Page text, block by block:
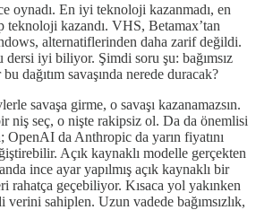
oynadı. En iyi teknoloji kazanmadı, en
teknoloji kazandı. VHS, Betamax’tan
alternatiflerinden daha zarif değildi.
iyi biliyor. Şimdi soru şu: bağımsız
dağıtım savaşında nerede duracak?
savaşa girme, o savaşı kazanamazsın.
niş seç, o nişte rakipsiz ol. Da da önemlisi
OpenAI da Anthropic da yarın fiyatını
Açık kaynaklı modelle gerçekten
ince ayar yapılmış açık kaynaklı bir
rahatça geçebiliyor. Kısaca yol yakınken
verini sahiplen. Uzun vadede bağımsızlık,